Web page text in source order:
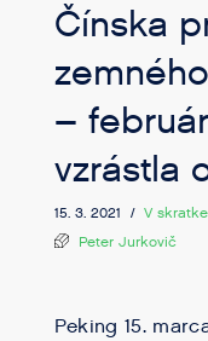
Čínska
–
vzrástla
15. 3. 2021 / V skratke
Peter Jurkovič
Peking 15.